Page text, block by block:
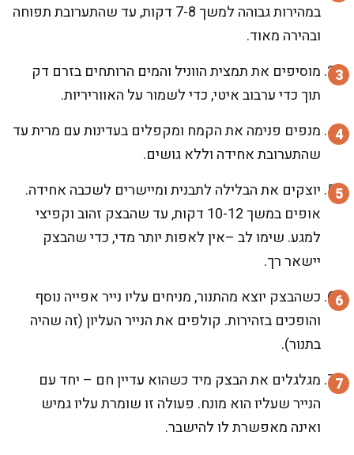
במהירות גבוהה למשך 7-8 דקות, עד שהתערובת תפוחה
ובהירה מאוד.
מוסיפים את תמצית הווניל והמים הרותחים בזרם דק
תוך כדי ערבוב איטי, כדי לשמור על האווריריות.
מנפים פנימה את הקמח ומקפלים בעדינות עם מרית עד
שהתערובת אחידה וללא גושים.
יוצקים את הבלילה לתבנית ומיישרים לשכבה אחידה.
אופים במשך 10-12 דקות, עד שהבצק זהוב וקפיצי
למגע. שימו לב –אין לאפות יותר מדי, כדי שהבצק
יישאר רך.
כשהבצק יוצא מהתנור, מניחים עליו נייר אפייה נוסף
והופכים בזהירות. קולפים את הנייר העליון (זה שהיה
בתנור).
מגלגלים את הבצק מיד כשהוא עדיין חם – יחד עם
הנייר שעליו הוא מונח. פעולה זו שומרת עליו גמיש
ואינה מאפשרת לו להישבר.